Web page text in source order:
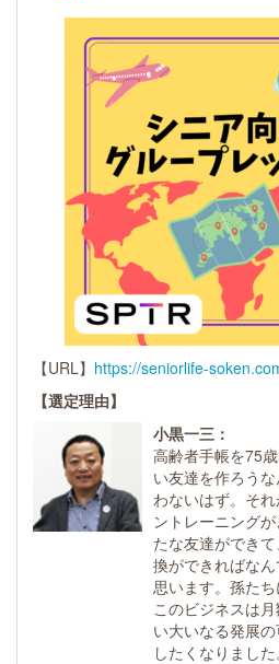
【URL】 https://seniorlife-
【選定理由】
小黒一三：
高齢者手帳を75
い友達を作ろう
わないはず。そ
ントレーニング
たな友達ができ
換ができればな
思います。孫たち
このビジネスは
い大いなる発展
したくなりました。